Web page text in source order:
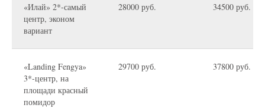
«Илай» 2*-самый
центр, эконом
вариант
28000 руб. 34500 руб.
«Landing Fengya»
3*-центр, на
площади красный
помидор
29700 руб. 37800 руб.